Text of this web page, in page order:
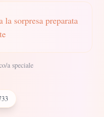
sorpresa preparata
a speciale